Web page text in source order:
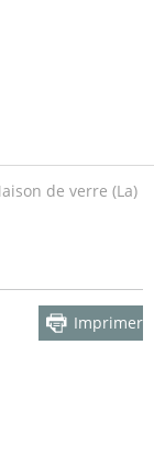
de verre (La)
Imprimer